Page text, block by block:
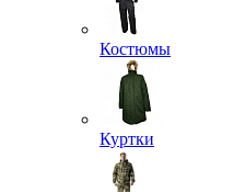
Костюмы
Куртки